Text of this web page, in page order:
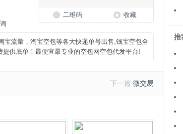
二维码 收藏
宝流量，淘宝空包等各大快递单号出售,钱宝空包全
供底单！最便宜最专业的空包网空包代发平台!
下一篇 微交易
推